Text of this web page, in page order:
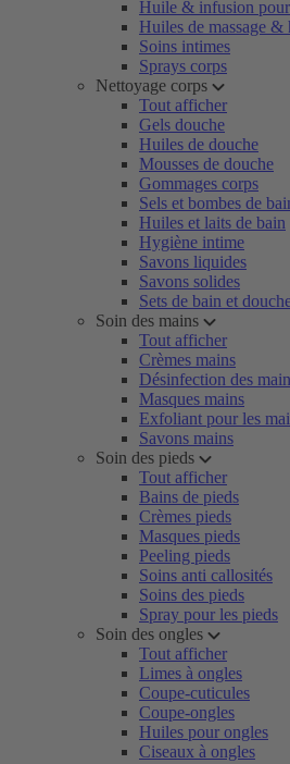
Huile & infusion pour
Huiles de massage &
Soins intimes
Sprays corps
Nettoyage corps
Tout afficher
Gels douche
Huiles de douche
Mousses de douche
Gommages corps
Sels et bombes de
Huiles et laits de bain
Hygiène intime
Savons liquides
Savons solides
Sets de bain et
Soin des mains
Tout afficher
Crèmes mains
Désinfection des
Masques mains
Exfoliant pour les
Savons mains
Soin des pieds
Tout afficher
Bains de pieds
Crèmes pieds
Masques pieds
Peeling pieds
Soins anti callosités
Soins des pieds
Spray pour les pieds
Soin des ongles
Tout afficher
Limes à ongles
Coupe-cuticules
Coupe-ongles
Huiles pour ongles
Ciseaux à ongles